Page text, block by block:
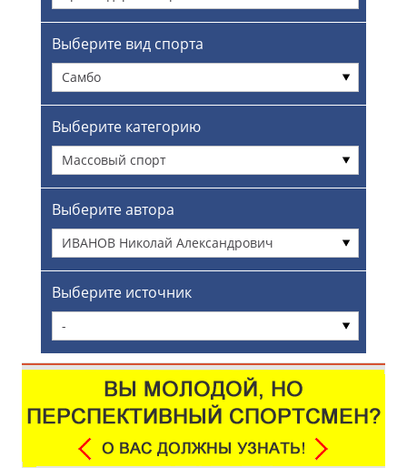
Выберите вид спорта
Самбо
Выберите категорию
Массовый спорт
Выберите автора
ИВАНОВ Николай Александрович
Выберите источник
-